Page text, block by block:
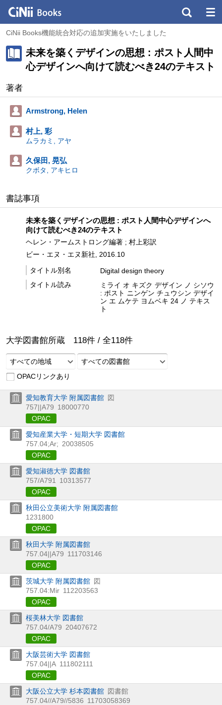
CiNii Books機能統合対応の追加実施をいたしました
未来を築くデザインの思想 : ポスト人間中
心デザインへ向けて読むべき24のテキスト
著者
Armstrong, Helen
村上, 彩
ムラカミ, アヤ
久保田, 晃弘
クボタ, アキヒロ
書誌事項
未来を築くデザインの思想 : ポスト人間中心デザインへ
向けて読むべき24のテキスト
ヘレン・アームストロング編著 ; 村上彩訳
ビー・エヌ・エヌ新社, 2016.10
タイトル別名
Digital design theory
タイトル読み
ミライ オ キズク デザイン ノ シソウ
: ポスト ニンゲン チュウシン デザイ
ン エ ムケテ ヨムベキ 24 ノ テキス
ト
大学図書館所蔵 118件 / 全118件
すべての地域
すべての図書館
OPACリンクあり
愛知教育大学 附属図書館 図
757||A79 18000770
OPAC
愛知産業大学・短期大学 図書館
757.04;Ar; 20038505
OPAC
愛知淑徳大学 図書館
757/A791
10313577
OPAC
秋田公立美術大学 附属図書館
1231800
OPAC
秋田大学 附属図書館
757.04||A79 111703146
OPAC
茨城大学 附属図書館 図
757.04:Mir 112203563
OPAC
桜美林大学 図書館
757.04/A79 20407672
OPAC
大阪芸術大学 図書館
757.04||A 111802111
OPAC
大阪公立大学 杉本図書館 図書館
757.04//A79//5836 11703058369